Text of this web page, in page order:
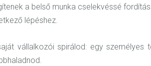
a belső munka cselekvéssé
lépéshez.
vállalkozói spirálod: egy személyes